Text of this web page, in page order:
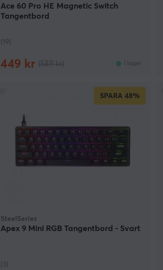
Ace 60 Pro HE Magnetic Switch
Tangentbord
(19)
449 kr I lager
SPARA 48%
SteelSeries
Apex 9 Mini RGB Tangentbord - Svart
(3)